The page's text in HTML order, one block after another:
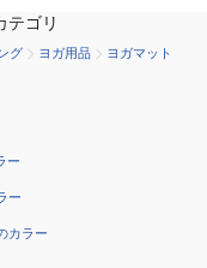
テゴリ
グ ヨガ用品 ヨガマット
ー
ー
カラー